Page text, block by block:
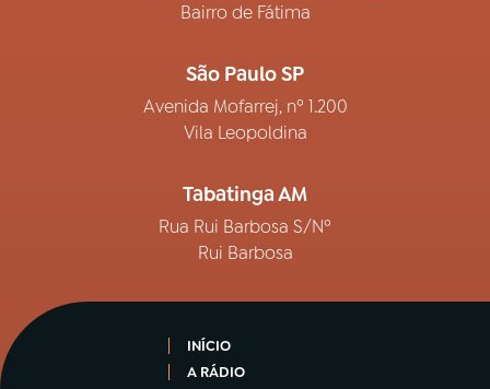
Bairro de Fátima
São Paulo SP
Avenida Mofarrej, nº 1.200
Vila Leopoldina
Tabatinga AM
Rua Rui Barbosa S/Nº
Rui Barbosa
INÍCIO
A RÁDIO